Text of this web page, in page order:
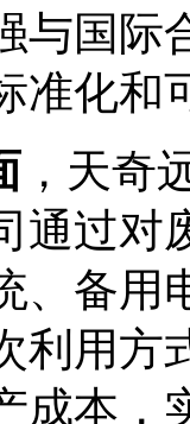
与国际
准化和
，天奇
通过对
、备用
利用方
成本，